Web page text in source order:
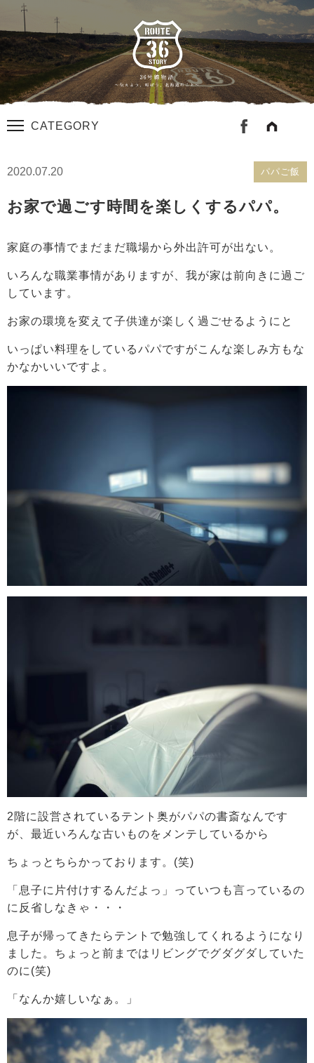
CATEGORY
2020.07.20 パパご飯
お家で過ごす時間を楽しくするパパ。
家庭の事情でまだまだ職場から外出許可が出ない。
いろんな職業事情がありますが、我が家は前向きに過ご
しています。
お家の環境を変えて子供達が楽しく過ごせるようにと
いっぱい料理をしているパパですがこんな楽しみ方もな
かなかいいですよ。
2階に設営されているテント奥がパパの書斎なんです
が、最近いろんな古いものをメンテしているから
ちょっとちらかっております。(笑)
「息子に片付けするんだよっ」っていつも言っているの
に反省しなきゃ・・・
息子が帰ってきたらテントで勉強してくれるようになり
ました。ちょっと前まではリビングでグダグダしていた
のに(笑)
「なんか嬉しいなぁ。」